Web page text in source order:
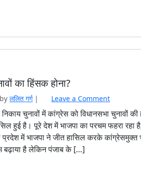
का हिंसक होना?
byललित गर्ग | Leave a Comment
चुनावों में कांग्रेस को विधानसभा चुनावों की
हुई है। पूरे देश में भाजपा का परचम फहरा रहा
प्रदेश में भाजपा ने जीत हासिल करके कांग्रेसमुक्त
बढ़ाया है लेकिन पंजाब के […]